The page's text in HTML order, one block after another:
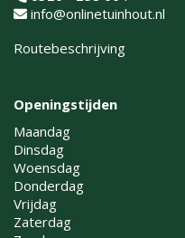
info@onlinetuinhout.nl
Routebeschrijving
Openingstijden
Maandag
Dinsdag
Woensdag
Donderdag
Vrijdag
Zaterdag